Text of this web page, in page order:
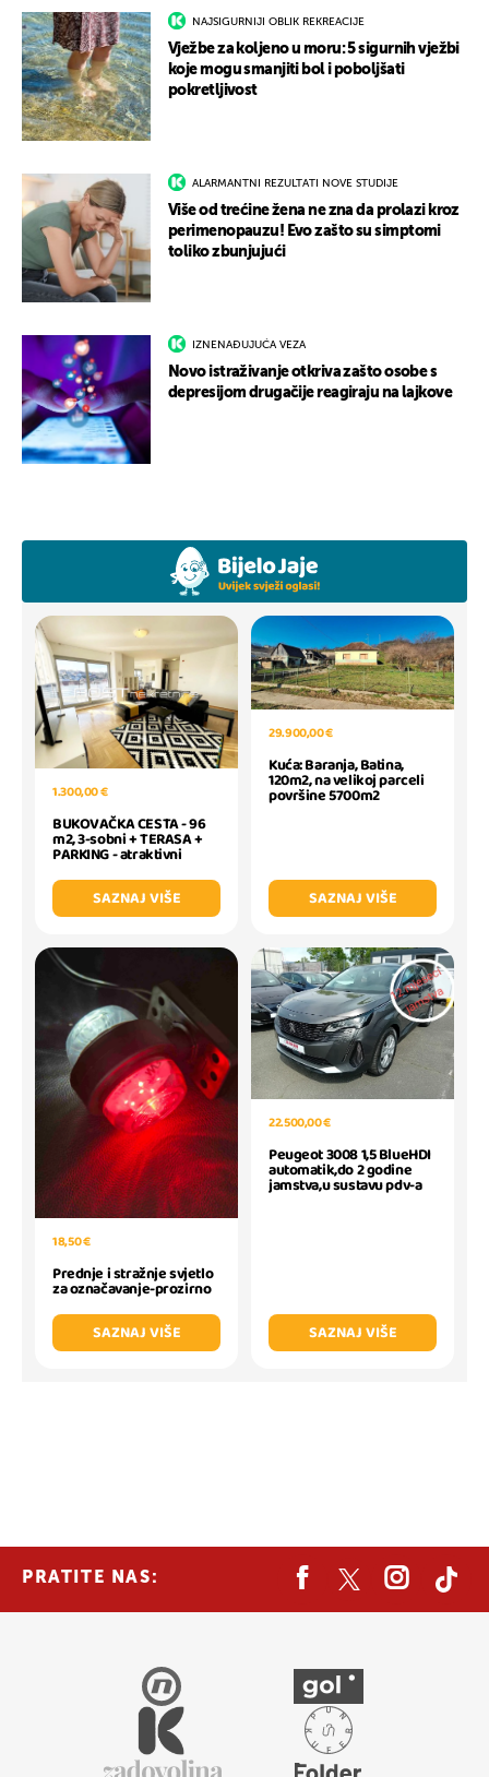
NAJSIGURNIJI OBLIK REKREACIJE
Vježbe za koljeno u moru: 5 sigurnih vježbi
koje mogu smanjiti bol i poboljšati
pokretljivost
ALARMANTNI REZULTATI NOVE STUDIJE
Više od trećine žena ne zna da prolazi kroz
perimenopauzu! Evo zašto su simptomi
toliko zbunjujući
IZNENAĐUJUĆA VEZA
Novo istraživanje otkriva zašto osobe s
depresijom drugačije reagiraju na lajkove
1.300,00 €
BUKOVAČKA CESTA - 96
m2, 3-sobni + TERASA +
PARKING - atraktivni
SAZNAJ VIŠE
29.900,00 €
Kuća: Baranja, Batina,
120m2, na velikoj parceli
površine 5700m2
SAZNAJ VIŠE
18,50 €
Prednje i stražnje svjetlo
za označavanje-prozirno
SAZNAJ VIŠE
22.500,00 €
Peugeot 3008 1,5 BlueHDI
automatik,do 2 godine
jamstva,u sustavu pdv-a
SAZNAJ VIŠE
PRATITE NAS: